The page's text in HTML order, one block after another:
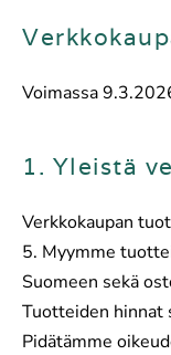
Voimassa
1. Yleistä
Verkkokaupan
5. Myymme
Suomeen sekä
Tuotteiden hinnat
Pidätämme